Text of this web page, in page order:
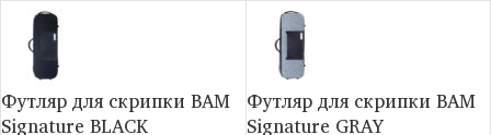
Футляр для скрипки BAM
Signature BLACK
Футляр для скрипки BAM
Signature GRAY